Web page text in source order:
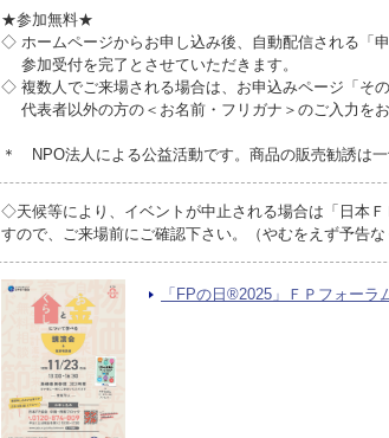
★参加無料★
◇ ホームページからお申し込み後、自動配信される「
参加受付を完了とさせていただきます。
◇ 複数人でご来場される場合は、お申込みページ「その
代表者以外の方の＜お名前・フリガナ＞のご入力をお
＊ NPO法人による公益活動です。商品の販売勧誘は一
◇天候等により、イベントが中止される場合は「日本
すので、ご来場前にご確認下さい。（やむをえず予告な
「FPの日®2025」ＦＰフォーラ